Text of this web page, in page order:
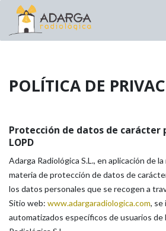
POLÍTICA DE
Protección de datos de carácter
LOPD
Adarga Radiológica S.L., en aplicación de
materia de protección de datos de
los datos personales que se recogen a
Sitio web: www.adargaradiologica.com, se
automatizados específicos de usuarios de